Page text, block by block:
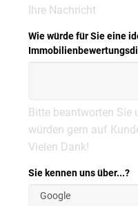
Ihre Nachricht
Wie würde für Sie eine
Bitte beantworten Sie
würden gern auf
Vielen Dank!
Sie kennen uns über...?